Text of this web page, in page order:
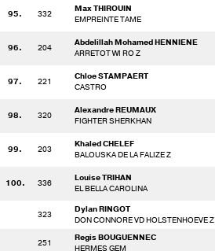
95. 332
Max THIROUIN
EMPREINTE TAME
96. 204
Abdelillah Mohamed HENNIENE
ARRETOT WI RO Z
97. 221
Chloe STAMPAERT
CASTRO
98. 320
Alexandre REUMAUX
FIGHTER SHERKHAN
99. 203
Khaled CHELEF
BALOUSKA DE LA FALIZE Z
100. 336
Louise TRIHAN
EL BELLA CAROLINA
323
Dylan RINGOT
DON CONNORE VD HOLSTENHOEVE Z
251
Regis BOUGUENNEC
HERMES GEM